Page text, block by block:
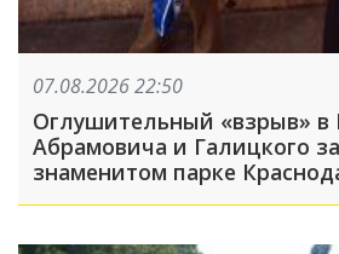
07.08.2026 22:50
Оглушительный «взрыв» в
Абрамовича и Галицкого
знаменитом парке